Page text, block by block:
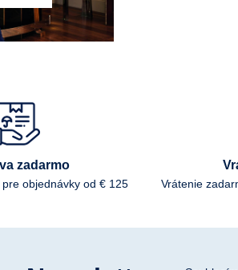
zadarmo
objednávky od € 125 Vrátenie